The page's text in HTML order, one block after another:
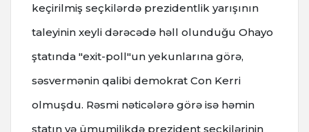
keçirilmiş seçkilərdə prezidentlik yarışının
taleyinin xeyli dərəcədə həll olunduğu Ohayo
ştatında "exit-poll"un yekunlarına görə,
səsvermənin qalibi demokrat Con Kerri
olmuşdu. Rəsmi nəticələrə görə isə həmin
ştatın və ümumilikdə prezident seçkilərinin